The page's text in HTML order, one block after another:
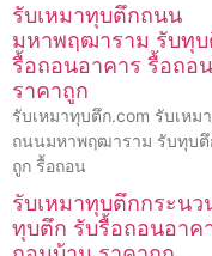
รับเหมาทุบตึกถนน
มหาพฤฒาราม รับทุ
รื้อถอนอาคาร รื้อถอ
ราคาถูก
รับเหมาทุบตึก.com รับเหม
ถนนมหาพฤฒาราม รับทุบตึ
ถูก รื้อถอน
รับเหมาทุบตึกกระนว
ทุบตึก รับรื้อถอนอาค